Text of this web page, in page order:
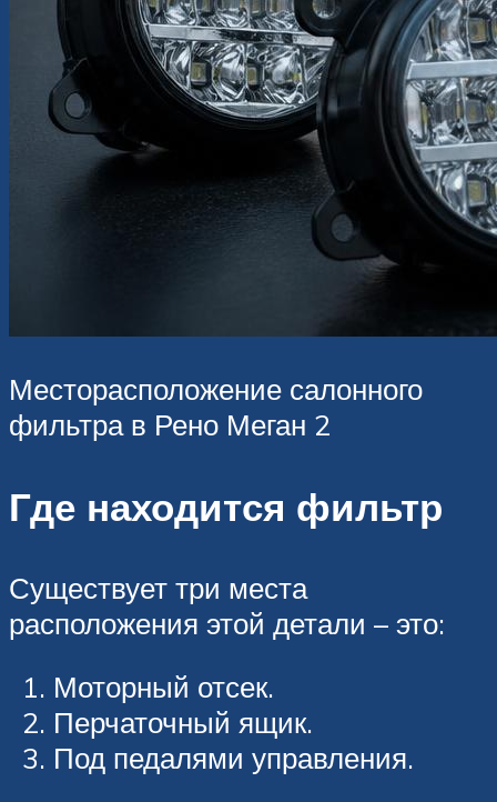
Месторасположение салонного
фильтра в Рено Меган 2
Где находится фильтр
Существует три места
расположения этой детали – это:
Моторный отсек.
Перчаточный ящик.
Под педалями управления.